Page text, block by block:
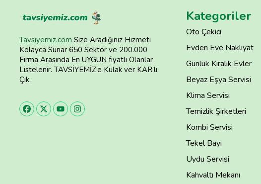
Tavsiyemiz.com Size Aradığınız Hizmeti
Kolayca Sunar 650 Sektör ve 200.000
Firma Arasında En UYGUN fiyatlı Olanlar
Listelenir. TAVSİYEMİZ’e Kulak ver KAR’lı
Çık.
Kategoriler
Oto Çekici
Evden Eve Nakliyat
Günlük Kiralık Evler
Beyaz Eşya Servisi
Klima Servisi
Temizlik Şirketleri
Kombi Servisi
Tekel Bayi
Uydu Servisi
Kahvaltı Mekanı